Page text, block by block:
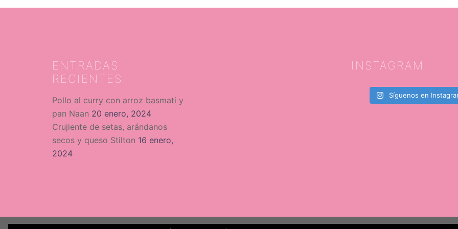
ENTRADAS
RECIENTES
Pollo al curry con arroz basmati y
pan Naan 20 enero, 2024
Crujiente de setas, arándanos
secos y queso Stilton 16 enero,
2024
INSTAGRAM
Síguenos en